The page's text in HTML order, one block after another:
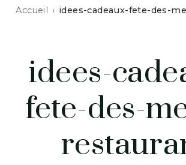
Accueil idees-cadeaux-fete-des-
idees-
fete-des-